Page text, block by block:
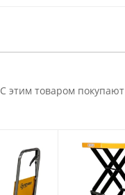
С этим товаром покупают